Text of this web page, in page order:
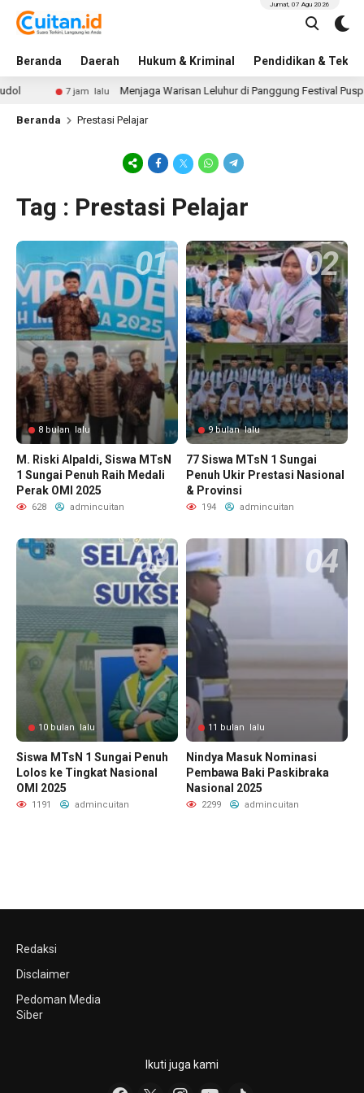
Beranda Daerah Hukum & Kriminal Pendidikan &
Jumat, 07 Agu 2026
7 jam lalu Menjaga Warisan Leluhur di Panggung Festival
Beranda Prestasi Pelajar
Tag : Prestasi Pelajar
8 bulan lalu
M. Riski Alpaldi, Siswa MTsN
1 Sungai Penuh Raih Medali
Perak OMI 2025
628 admincuitan
9 bulan lalu
77 Siswa MTsN 1 Sungai
Penuh Ukir Prestasi Nasional
& Provinsi
194 admincuitan
10 bulan lalu
Siswa MTsN 1 Sungai Penuh
Lolos ke Tingkat Nasional
OMI 2025
1191 admincuitan
11 bulan lalu
Nindya Masuk Nominasi
Pembawa Baki Paskibraka
Nasional 2025
2299 admincuitan
Redaksi
Disclaimer
Pedoman Media
Siber
Ikuti juga kami